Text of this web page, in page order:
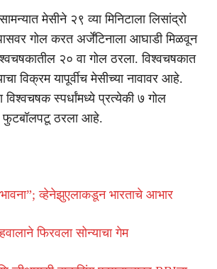
सामन्यात मेसीने २९ व्या मिनिटाला लिसांद्रो
गोल करत अर्जेंटिनाला आघाडी मिळवून
२० वा गोल ठरला. विश्वचषकात
विक्रम यापूर्वीच मेसीच्या नावावर आहे.
स्पर्धांमध्ये प्रत्येकी ७ गोल
फुटबॉलपटू ठरला आहे.
भावना”; व्हेनेझुएलाकडून भारताचे आभार
फिरवला सोन्याचा गेम